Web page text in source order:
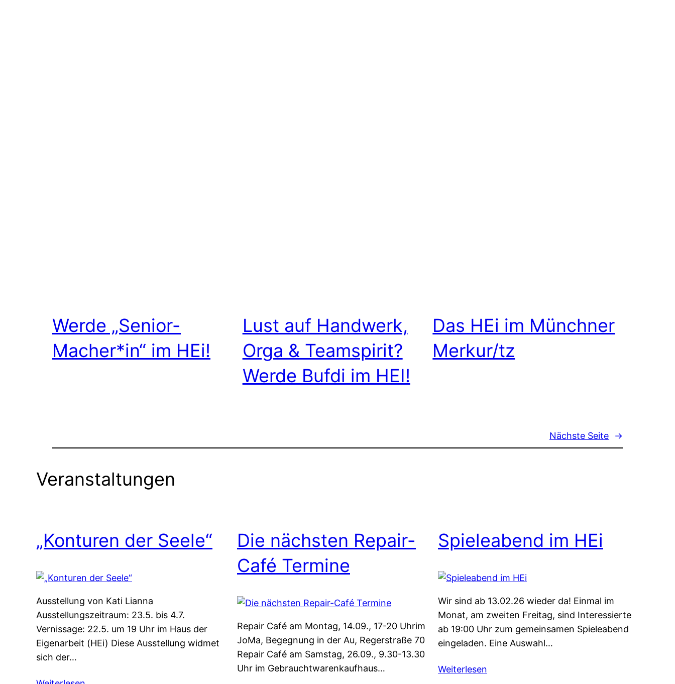
Werde „Senior-
Macher*in“ im HEi!
Lust auf Handwerk,
Orga & Teamspirit?
Werde Bufdi im HEI!
Das HEi im Münchner
Merkur/tz
Nächste Seite →
Veranstaltungen
„Konturen der Seele“
Ausstellung von Kati Lianna
Ausstellungszeitraum: 23.5. bis 4.7.
Vernissage: 22.5. um 19 Uhr im Haus der
Eigenarbeit (HEi) Diese Ausstellung widmet
sich der…
Die nächsten Repair-
Café Termine
Repair Café am Montag, 14.09., 17-20 Uhrim
JoMa, Begegnung in der Au, Regerstraße 70
Repair Café am Samstag, 26.09., 9.30-13.30
Uhr im Gebrauchtwarenkaufhaus…
Spieleabend im HEi
Wir sind ab 13.02.26 wieder da! Einmal im
Monat, am zweiten Freitag, sind Interessierte
ab 19:00 Uhr zum gemeinsamen Spieleabend
eingeladen. Eine Auswahl…
Weiterlesen